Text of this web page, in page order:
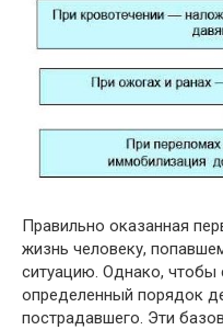
Правильно оказанная
жизнь человеку,
ситуацию. Однако, чтобы
определенный порядок
пострадавшего. Эти